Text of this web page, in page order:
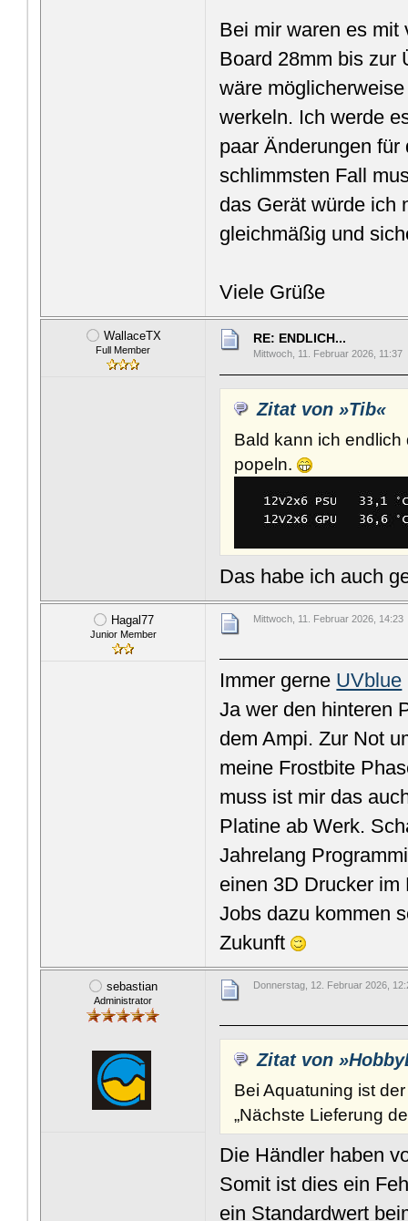
Bei mir waren es mit
Board 28mm bis zur
wäre
werkeln. Ich werde
paar Änderungen
schlimmsten Fall
das Gerät würde ich
gleichmäßig und
Viele Grüße
WallaceTX
Full Member
RE: ENDLICH...
Mittwoch, 11. Februar 2026, 11:37
Zitat von »Tib«
Bald kann ich
popeln.
Das habe ich auch
Hagal77
Junior Member
Mittwoch, 11. Februar 2026, 14:23
Immer gerne UVblue
Ja wer den hinteren
dem Ampi. Zur Not
meine Frostbite
muss ist mir das
Platine ab Werk.
Jahrelang
einen 3D Drucker
Jobs dazu kommen
Zukunft
sebastian
Administrator
Donnerstag, 12. Februar 2026,
Zitat von
Bei Aquatuning ist
„Nächste Lieferung
Die Händler haben
Somit ist dies ein
ein Standardwert